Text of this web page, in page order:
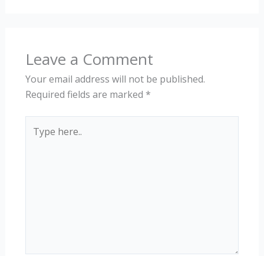
Leave a Comment
Your email address will not be published.
Required fields are marked *
here..